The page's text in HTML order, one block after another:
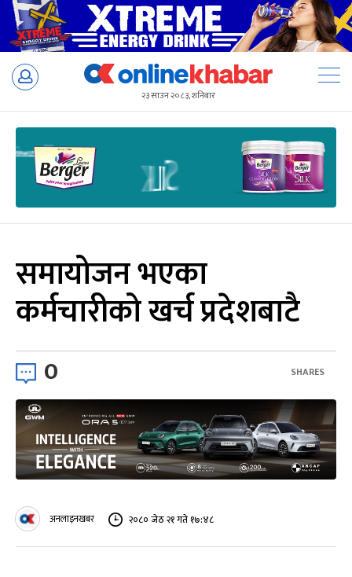
Skip
२३ साउन २०८३, शनिबार
समायोजन भएका
कर्मचारीको खर्च प्रदेशबाटै
0 SHARES
अनलाइनखबर २०८० जेठ २१ गते १७:४८